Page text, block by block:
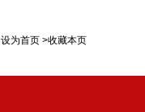
设为首页 >收藏本页